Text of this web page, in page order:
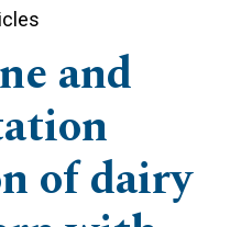
and
of dairy